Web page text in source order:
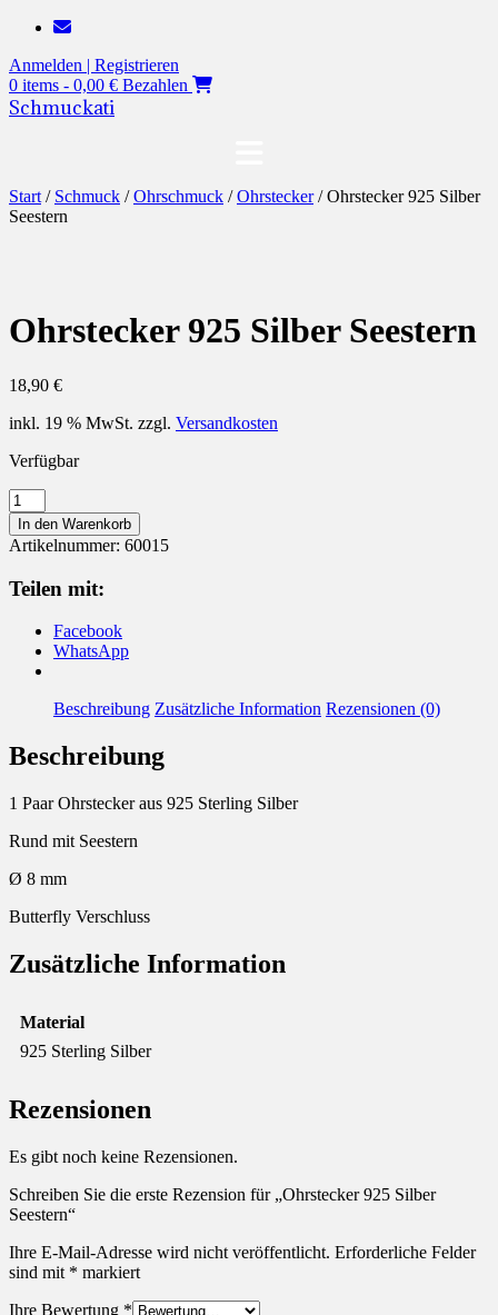
Zum
springen
Anmelden | Registrieren
0 items - 0,00 € Bezahlen
Schmuckati
Start / Schmuck /Ohrschmuck /Ohrstecker/ Ohrstecker 925 Silber
Seestern
Ohrstecker 925 Silber Seestern
18,90 €
inkl. 19 % MwSt. zzgl. Versandkosten
Verfügbar
Ohrstecker
925
Silber
Seestern
Menge
In den Warenkorb
Artikelnummer: 60015
Teilen mit:
Facebook
WhatsApp
Beschreibung Zusätzliche Information Rezensionen (0)
Beschreibung
1 Paar Ohrstecker aus 925 Sterling Silber
Rund mit Seestern
Ø 8 mm
Butterfly Verschluss
Zusätzliche Information
Material
925 Sterling Silber
Rezensionen
Es gibt noch keine Rezensionen.
Schreiben Sie die erste Rezension für „Ohrstecker 925 Silber
Seestern“
Ihre E-Mail-Adresse wird nicht veröffentlicht. Erforderliche Felder
sind mit * markiert
Ihre Bewertung *